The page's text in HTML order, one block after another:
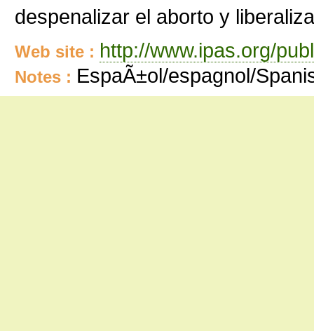
despenalizar el aborto y
Web site : http://www.ipas.org/
Notes : EspaÃ±ol/espagnol/